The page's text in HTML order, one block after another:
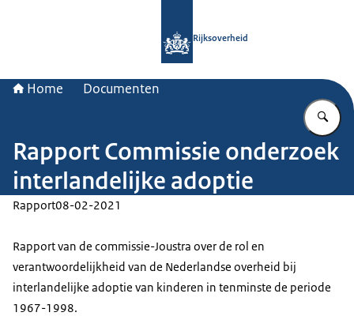
Rijksoverheid
Home Documenten
Rapport Commissie onderzoek
interlandelijke adoptie
Rapport08-02-2021
Rapport van de commissie-Joustra over de rol en
verantwoordelijkheid van de Nederlandse overheid bij
interlandelijke adoptie van kinderen in tenminste de periode
1967-1998.